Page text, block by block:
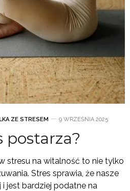
ZE STRESEM 9 WRZEŚNIA 2025
postarza?
stresu na witalność to nie tylko
Stres sprawia, że nasze
i jest bardziej podatne na